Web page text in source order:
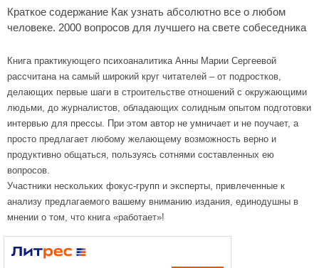
Краткое содержание Как узнать абсолютно все о любом
человеке. 2000 вопросов для лучшего на свете собеседника
Книга практикующего психоаналитика Анны Марии Сергеевой
рассчитана на самый широкий круг читателей – от подростков,
делающих первые шаги в строительстве отношений с окружающими
людьми, до журналистов, обладающих солидным опытом подготовки
интервью для прессы. При этом автор не умничает и не поучает, а
просто предлагает любому желающему возможность верно и
продуктивно общаться, пользуясь сотнями составленных ею
вопросов.
Участники нескольких фокус-групп и эксперты, привлеченные к
анализу предлагаемого вашему вниманию издания, единодушны в
мнении о том, что книга «работает»!